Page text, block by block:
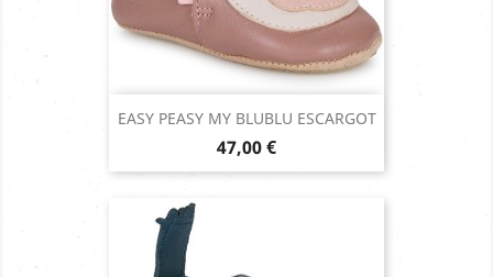
EASY PEASY MY BLUBLU ESCARGOT
Prix
47,00 €